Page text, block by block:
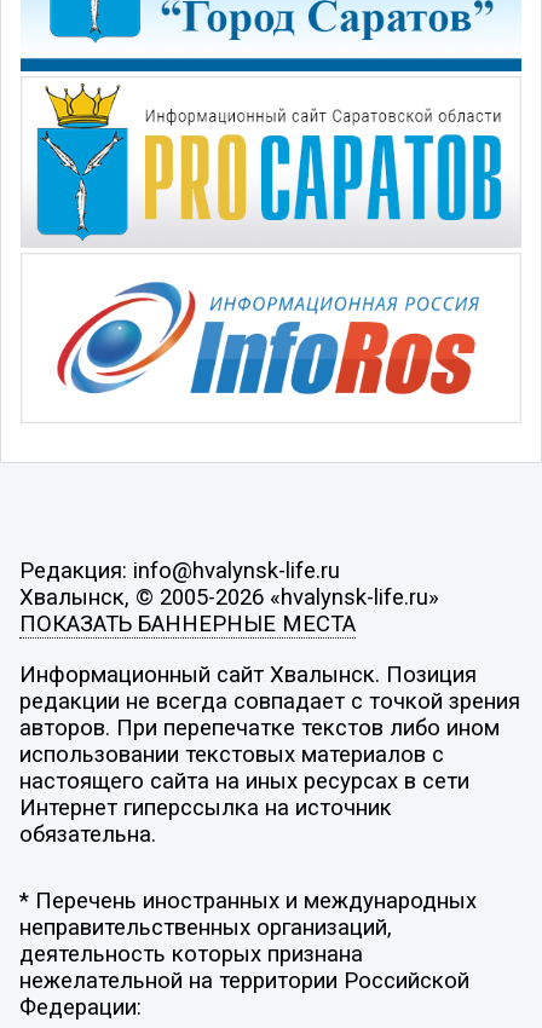
Редакция: info@hvalynsk-life.ru
Хвалынск, © 2005-2026 «hvalynsk-life.ru»
ПОКАЗАТЬ БАННЕРНЫЕ МЕСТА
Информационный сайт Хвалынск. Позиция
редакции не всегда совпадает с точкой зрения
авторов. При перепечатке текстов либо ином
использовании текстовых материалов с
настоящего сайта на иных ресурсах в сети
Интернет гиперссылка на источник
обязательна.
* Перечень иностранных и международных
неправительственных организаций,
деятельность которых признана
нежелательной на территории Российской
Федерации: